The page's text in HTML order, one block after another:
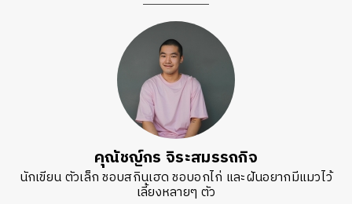
คุณัชญ์กร จิระสมรรถกิจ
นักเขียน ตัวเล็ก ชอบสกินเฮด ชอบอกไก่ และฝันอยากมีแมวไว้
เลี้ยงหลายๆ ตัว
SHARE TWEET LINE EMAIL